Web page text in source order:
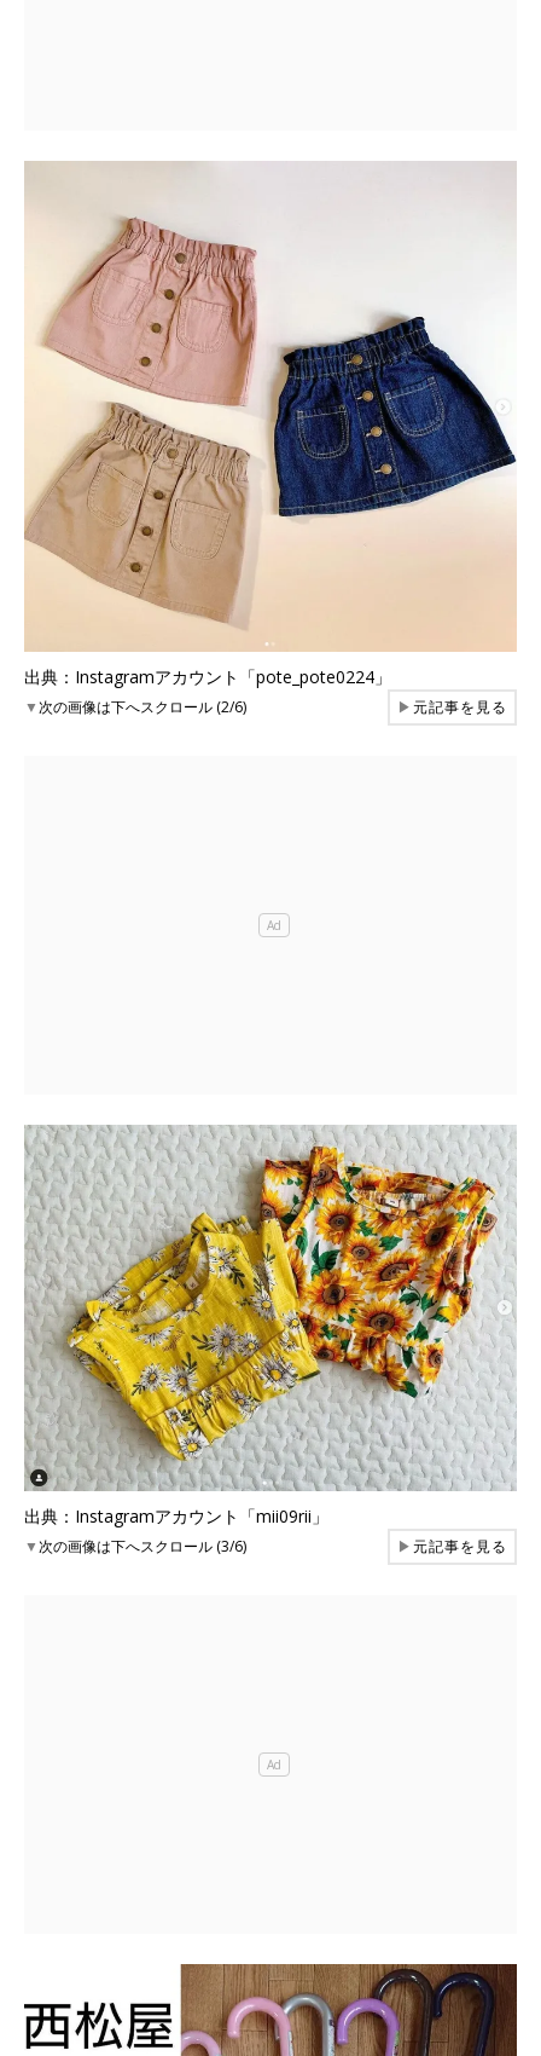
出典：Instagramアカウント「pote_pote0224」
▼次の画像は下へスクロール (2/6) ▶元記事を見る
出典：Instagramアカウント「mii09rii」
▼次の画像は下へスクロール (3/6) ▶元記事を見る